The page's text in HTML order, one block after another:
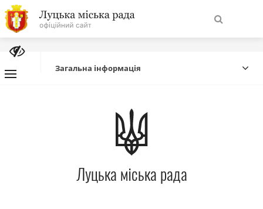
На
головну
Про місто
Міська влада
Міська рада
Загальна інформація
Луцька міська рада